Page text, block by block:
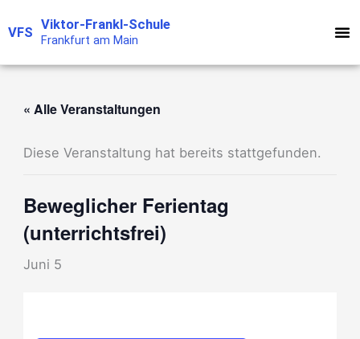
Inhalt
VFS Viktor-Frankl-Schule
Frankfurt am Main
« Alle Veranstaltungen
Diese Veranstaltung hat bereits stattgefunden.
Beweglicher Ferientag
(unterrichtsfrei)
Juni 5